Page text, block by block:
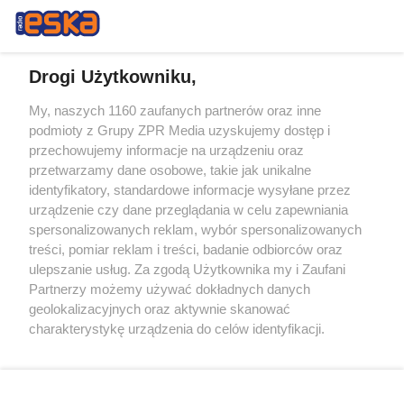
Żaden utwór zamieszczony w serwisie nie może być powielany i
rozpowszechniany lub dalej rozpowszechniany w jakikolwiek sposób (w
tym także elektroniczny lub mechaniczny) na jakimkolwiek polu
eksploatacji w jakiejkolwiek formie, włącznie z umieszczaniem w
Internecie bez pisemnej zgody właściciela praw. Jakiekolwiek użycie lub
wykorzystanie utworów w całości lub w części z naruszeniem prawa,
tzn. bez właściwej zgody, jest zabronione pod groźbą kary i może być
ścigane prawnie.
Drogi Użytkowniku,
My, naszych 1160 zaufanych partnerów oraz inne
podmioty z Grupy ZPR Media uzyskujemy dostęp i
przechowujemy informacje na urządzeniu oraz
przetwarzamy dane osobowe, takie jak unikalne
identyfikatory, standardowe informacje wysyłane przez
urządzenie czy dane przeglądania w celu zapewniania
spersonalizowanych reklam, wybór spersonalizowanych
treści, pomiar reklam i treści, badanie odbiorców oraz
ulepszanie usług. Za zgodą Użytkownika my i Zaufani
Partnerzy możemy używać dokładnych danych
geolokalizacyjnych oraz aktywnie skanować
charakterystykę urządzenia do celów identyfikacji.